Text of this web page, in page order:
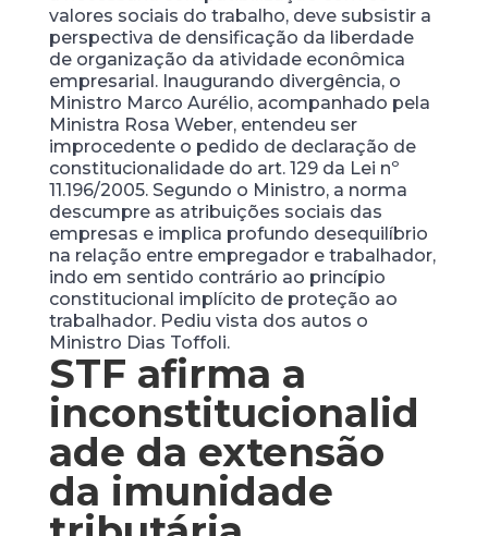
valores sociais do trabalho, deve subsistir a
perspectiva de densificação da liberdade
de organização da atividade econômica
empresarial. Inaugurando divergência, o
Ministro Marco Aurélio, acompanhado pela
Ministra Rosa Weber, entendeu ser
improcedente o pedido de declaração de
constitucionalidade do art. 129 da Lei nº
11.196/2005. Segundo o Ministro, a norma
descumpre as atribuições sociais das
empresas e implica profundo desequilíbrio
na relação entre empregador e trabalhador,
indo em sentido contrário ao princípio
constitucional implícito de proteção ao
trabalhador. Pediu vista dos autos o
Ministro Dias Toffoli.
STF afirma a
inconstitucionalid
ade da extensão
da imunidade